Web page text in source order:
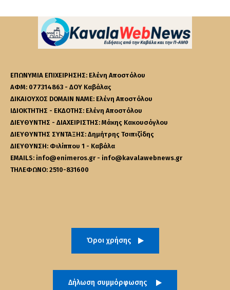
ΕΠΩΝΥΜΙΑ ΕΠΙΧΕΙΡΗΣΗΣ: Ελένη Αποστόλου
ΑΦΜ: 077314863 - ΔΟΥ Καβάλας
ΔΙΚΑΙΟΥΧΟΣ DOMAIN NAME: Ελένη Αποστόλου
ΙΔΙΟΚΤΗΤΗΣ - ΕΚΔΟΤΗΣ: Ελένη Αποστόλου
ΔΙΕΥΘΥΝΤΗΣ - ΔΙΑΧΕΙΡΙΣΤΗΣ: Μάκης Κακουσόγλου
ΔΙΕΥΘΥΝΤΗΣ ΣΥΝΤΑΞΗΣ: Δημήτρης Τσιπιζίδης
ΔΙΕΥΘΥΝΣΗ: Φιλίππου 1 - Καβάλα
EMAILS: info@enimeros.gr - info@kavalawebnews.gr
ΤΗΛΕΦΩΝΟ: 2510-831600
Όροι χρήσης
Δήλωση συμμόρφωσης